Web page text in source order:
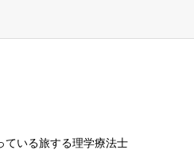
ている旅する理学療法士